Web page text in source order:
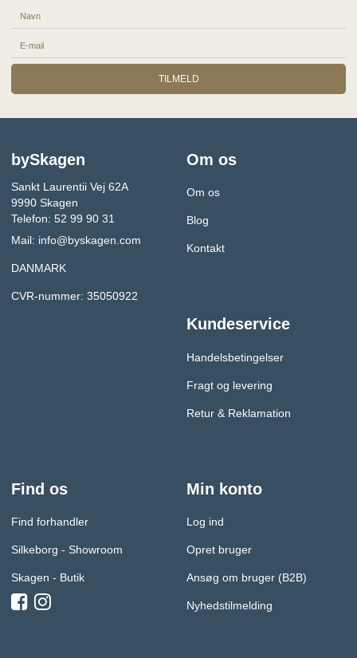
TILMELD
bySkagen
Sankt Laurentii Vej 62A
9990 Skagen
Telefon: 52 99 90 31
Mail: info@byskagen.com
DANMARK
CVR-nummer: 35050922
Om os
Om os
Blog
Kontakt
Kundeservice
Handelsbetingelser
Fragt og levering
Retur & Reklamation
Find os
Find forhandler
Silkeborg - Showroom
Skagen - Butik
Min konto
Log ind
Opret bruger
Ansøg om bruger (B2B)
Nyhedstilmelding